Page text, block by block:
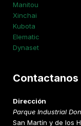
Manitou
Xinchai
Kubota
Elematic
Dynaset
Contactanos
Dirección
Parque Industrial
San Martín y de los